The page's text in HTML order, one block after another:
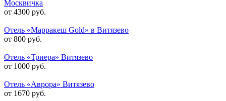
Москвичка
от 4300 руб.
Отель «Марракеш Gold» в Витязево
от 800 руб.
Отель «Триера» Витязево
от 1000 руб.
Отель «Аврора» Витязево
от 1670 руб.